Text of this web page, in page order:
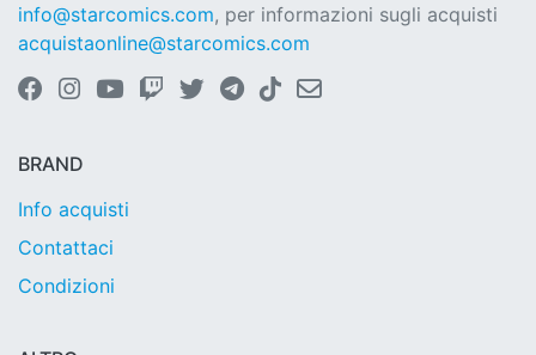
info@starcomics.com, per informazioni sugli acquisti
acquistaonline@starcomics.com
BRAND
Info acquisti
Contattaci
Condizioni